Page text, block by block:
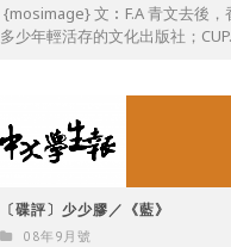
{mosimage} 文︰F.A 青文去後，
多少年輕活存的文化出版社；
〔碟評〕少少膠／《藍》
08年9月號